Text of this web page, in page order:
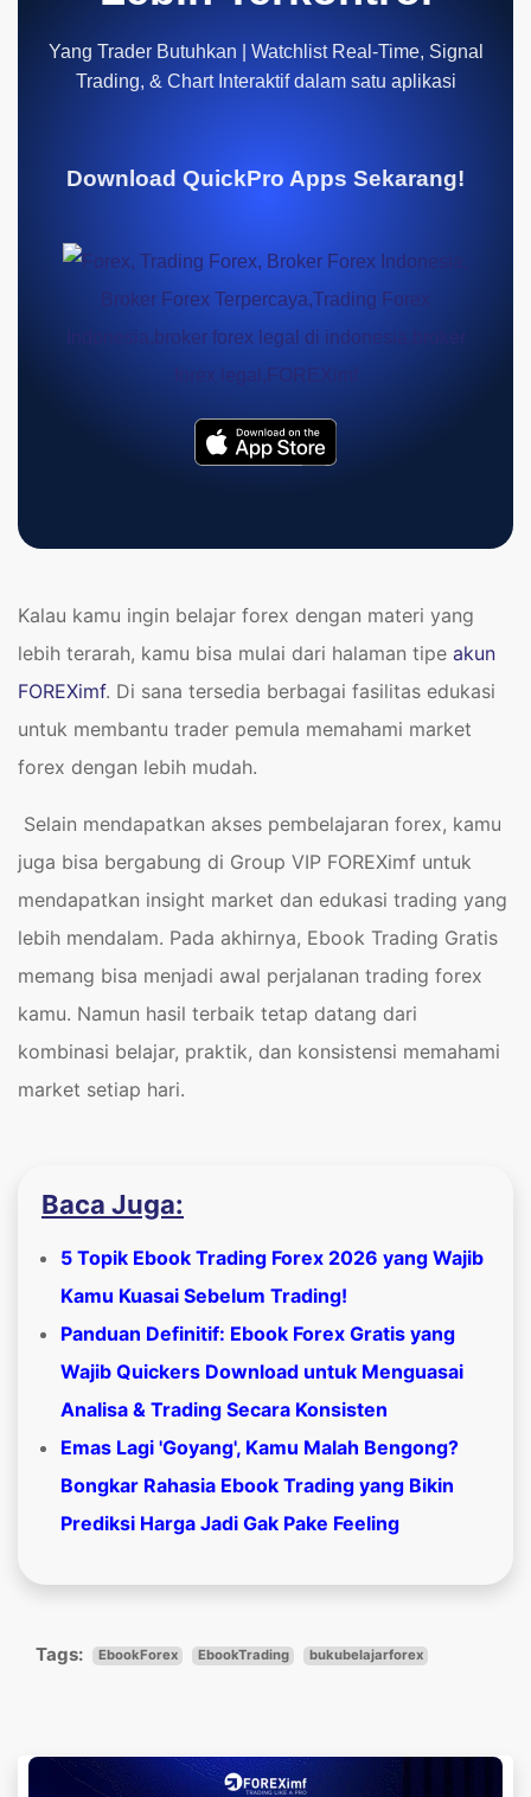
Yang Trader Butuhkan | Watchlist Real-Time, Signal
Trading, & Chart Interaktif dalam satu aplikasi
Download QuickPro Apps Sekarang!
Kalau kamu ingin belajar forex dengan materi yang
lebih terarah, kamu bisa mulai dari halaman tipe akun
FOREXimf. Di sana tersedia berbagai fasilitas edukasi
untuk membantu trader pemula memahami market
forex dengan lebih mudah.
Selain mendapatkan akses pembelajaran forex, kamu
juga bisa bergabung di Group VIP FOREXimf untuk
mendapatkan insight market dan edukasi trading yang
lebih mendalam. Pada akhirnya, Ebook Trading Gratis
memang bisa menjadi awal perjalanan trading forex
kamu. Namun hasil terbaik tetap datang dari
kombinasi belajar, praktik, dan konsistensi memahami
market setiap hari.
Baca Juga:
5 Topik Ebook Trading Forex 2026 yang Wajib
Kamu Kuasai Sebelum Trading!
Panduan Definitif: Ebook Forex Gratis yang
Wajib Quickers Download untuk Menguasai
Analisa & Trading Secara Konsisten
Emas Lagi 'Goyang', Kamu Malah Bengong?
Bongkar Rahasia Ebook Trading yang Bikin
Prediksi Harga Jadi Gak Pake Feeling
Tags: EbookForex EbookTrading bukubelajarforex